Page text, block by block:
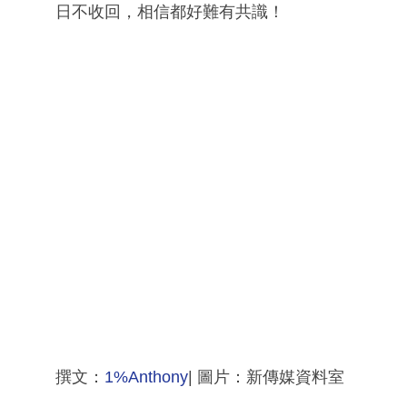
日不收回，相信都好難有共識！
撰文： 1%Anthony | 圖片：新傳媒資料室